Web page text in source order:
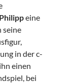
Philippeine
seine
in der c-
einen
bei